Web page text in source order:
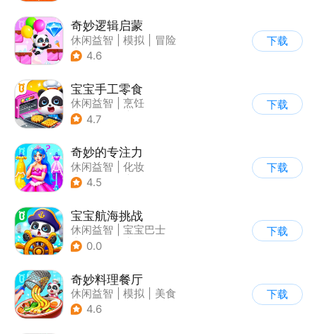
奇妙逻辑启蒙
休闲益智 模拟
冒险
| 宝宝巴士
4.6
下载
宝宝手工零食
休闲益智
烹饪
| 宝宝巴士
4.7
下载
奇妙的专注力
休闲益智
化妆
| 宝宝巴士
4.5
下载
宝宝航海挑战
休闲益智
宝宝巴士
| 学习教育
0.0
下载
奇妙料理餐厅
休闲益智 模拟
美食
| 宝宝巴士
4.6
下载